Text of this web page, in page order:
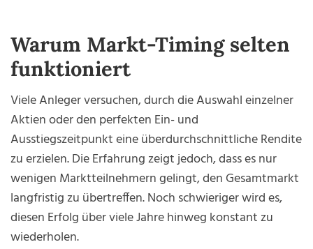
Warum Markt-Timing selten
funktioniert
Viele Anleger versuchen, durch die Auswahl einzelner
Aktien oder den perfekten Ein- und
Ausstiegszeitpunkt eine überdurchschnittliche Rendite
zu erzielen. Die Erfahrung zeigt jedoch, dass es nur
wenigen Marktteilnehmern gelingt, den Gesamtmarkt
langfristig zu übertreffen. Noch schwieriger wird es,
diesen Erfolg über viele Jahre hinweg konstant zu
wiederholen.